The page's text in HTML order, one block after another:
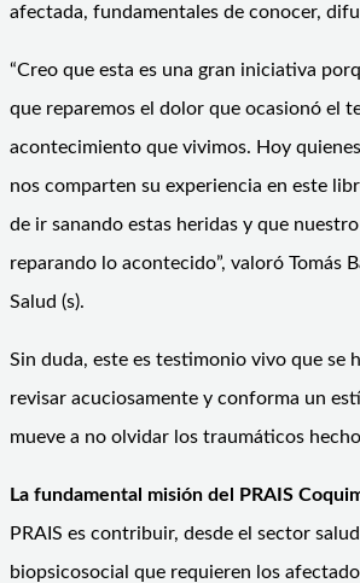
afectada, fundamentales de conocer,
“Creo que esta es una gran iniciativa
que reparemos el dolor que ocasionó el
acontecimiento que vivimos. Hoy
nos comparten su experiencia en este
de ir sanando estas heridas y que
reparando lo acontecido”, valoró Tomás
Salud (s).
Sin duda, este es testimonio vivo que se
revisar acuciosamente y conforma un
mueve a no olvidar los traumáticos
La fundamental misión del PRAIS
PRAIS es contribuir, desde el sector
biopsicosocial que requieren los